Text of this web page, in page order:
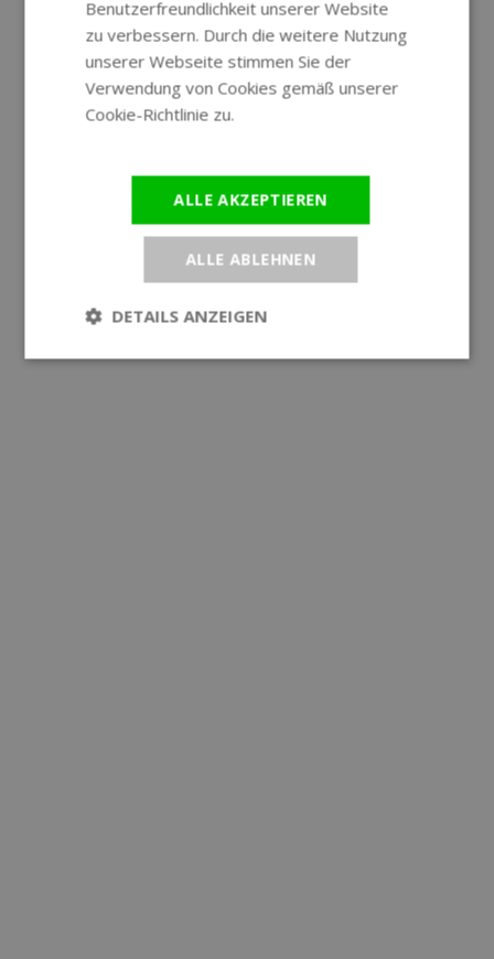
GERMAN
Benutzerfreundlichkeit unserer Website
zu verbessern. Durch die weitere Nutzung
unserer Webseite stimmen Sie der
Verwendung von Cookies gemäß unserer
Cookie-Richtlinie zu.
ALLE AKZEPTIEREN
ALLE ABLEHNEN
DETAILS ANZEIGEN